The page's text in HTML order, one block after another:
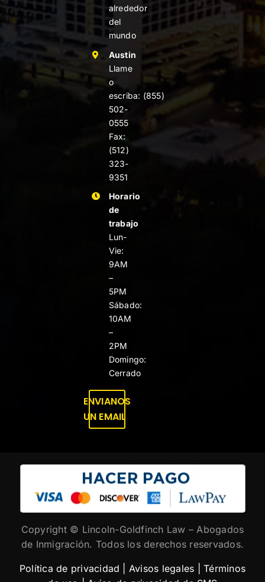
alrededor
del
mundo
Austin
Llame
o
escriba: (855)
502-
0555
Fax:
(512)
323-
9351
Horario
de
trabajo
Lun-
Vie:
9AM
–
5PM
Sábado:
10AM
–
2PM
Domingo:
Cerrado
ENVIANOS
UN EMAIL
Copyright © Lincoln-Goldfinch Law – Abogados
de Inmigración. Todos los derechos reservados.
Política de privacidad Avisos legales |Términos